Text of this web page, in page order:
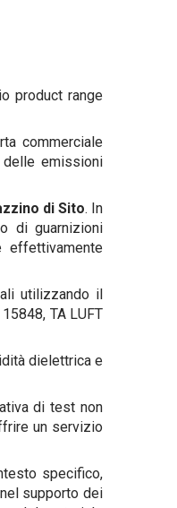
product range
commerciale
delle emissioni
di Sito. In
di guarnizioni
utilizzando il
TA LUFT
dielettrica e
di test non
un servizio
specifico,
supporto dei